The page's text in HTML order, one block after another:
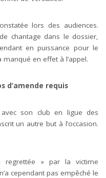
lors des audiences.
chantage dans le dossier,
en puissance pour le
en effet à l’appel.
d’amende requis
son club en ligue des
un autre but à l’occasion.
regrettée » par la victime
cependant pas empêché le